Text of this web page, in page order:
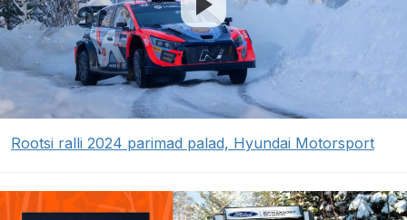
Rootsi ralli 2024 parimad palad, Hyundai Motorsport